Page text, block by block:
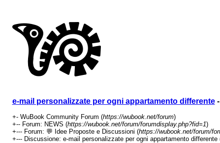
e-mail personalizzate per ogni appartamento differente-
+- WuBook Community Forum (https://wubook.net/forum)
+-- Forum: NEWS (https://wubook.net/forum/forumdisplay.php?fid=1)
+--- Forum: 💬 Idee Proposte e Discussioni (https://wubook.net/forum/
+--- Discussione: e-mail personalizzate per ogni appartamento differente